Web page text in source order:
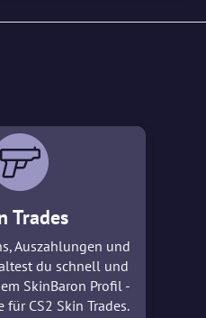
Trades
Auszahlungen und
du schnell und
SkinBaron Profil -
für CS2 Skin Trades.